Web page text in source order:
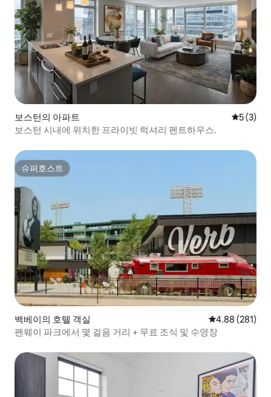
보스턴의 아파트 평점 5점
5 (3)
보스턴 시내에 위치한 프라이빗 럭셔리 펜트하우스.
슈퍼호스트
슈퍼호스트
백베이의 호텔 객실 평점 4.88점(5
4.88 (281)
펜웨이 파크에서 몇 걸음 거리 + 무료 조식 및 수영장